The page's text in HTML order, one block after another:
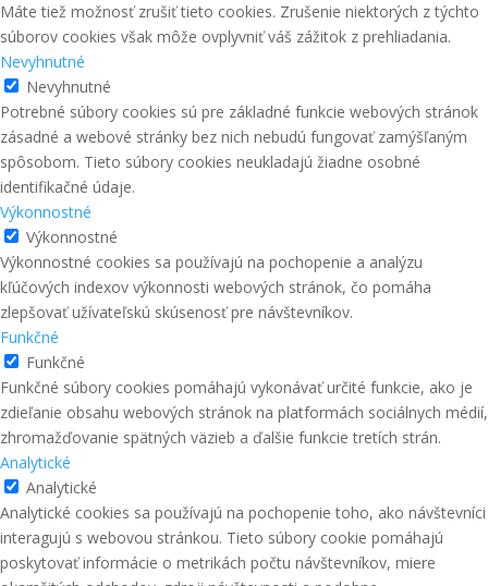
Máte tiež možnosť zrušiť tieto cookies. Zrušenie niektorých z týchto
súborov cookies však môže ovplyvniť váš zážitok z prehliadania.
Nevyhnutné
Nevyhnutné
Potrebné súbory cookies sú pre základné funkcie webových stránok
zásadné a webové stránky bez nich nebudú fungovať zamýšľaným
spôsobom. Tieto súbory cookies neukladajú žiadne osobné
identifikačné údaje.
Výkonnostné
Výkonnostné
Výkonnostné cookies sa používajú na pochopenie a analýzu
kľúčových indexov výkonnosti webových stránok, čo pomáha
zlepšovať užívateľskú skúsenosť pre návštevníkov.
Funkčné
Funkčné
Funkčné súbory cookies pomáhajú vykonávať určité funkcie, ako je
zdieľanie obsahu webových stránok na platformách sociálnych médií,
zhromažďovanie spätných väzieb a ďalšie funkcie tretích strán.
Analytické
Analytické
Analytické cookies sa používajú na pochopenie toho, ako návštevníci
interagujú s webovou stránkou. Tieto súbory cookie pomáhajú
poskytovať informácie o metrikách počtu návštevníkov, miere